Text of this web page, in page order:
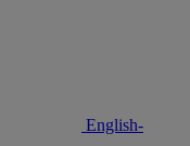
English-